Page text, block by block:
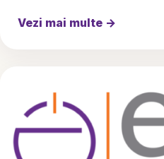
Vezi mai multe →